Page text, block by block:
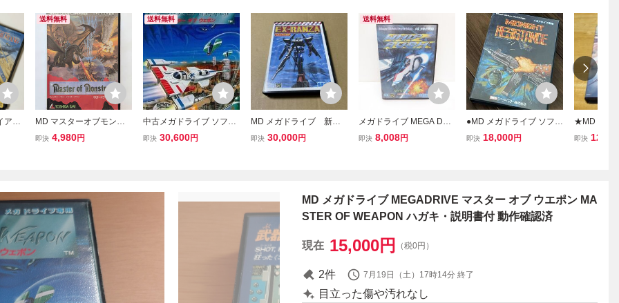
アー
送料無料
MD マスターオブモンス
ターズ MASTER OF MON
即決 4,980円
送料無料
中古メガドライブ ソフト
マスターオブウエポン
即決 30,600円
MD メガドライブ 新品
未使用 エクスランザー
即決 30,000円
送料無料
メガドライブ MEGA DRI
VE ウィップラッシュ 惑
即決 8,008円
●MD メガドライブ ソフト
ミッドナイト レジスタン
即決 18,000円
★MD「P-
取説付き/
即決
MD メガドライブ MEGADRIVE マスター オブ ウエポン MA
STER OF WEAPON ハガキ・説明書付 動作確認済
現在 15,000円 （税0円）
2件 7月19日（土）17時14分 終了
目立った傷や汚れなし